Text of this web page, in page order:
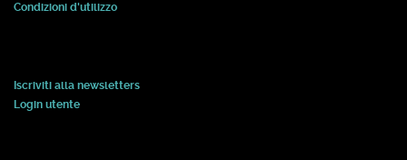
Condizioni d'utilizzo
Iscriviti alla newsletters
Login utente